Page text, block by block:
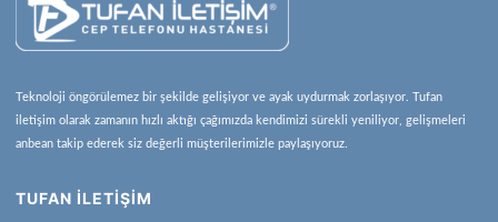
Teknoloji öngörülemez bir şekilde gelişiyor ve ayak uydurmak zorlaşıyor. Tufan
iletişim olarak zamanın hızlı aktığı çağımızda kendimizi sürekli yeniliyor, gelişmeleri
anbean takip ederek siz değerli müşterilerimizle paylaşıyoruz.
TUFAN İLETİŞİM